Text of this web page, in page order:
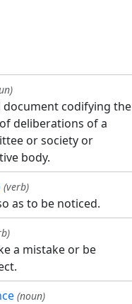
document codifying the
deliberations of a
or society or
body.
(verb)
as to be noticed.
a mistake or be
(noun)